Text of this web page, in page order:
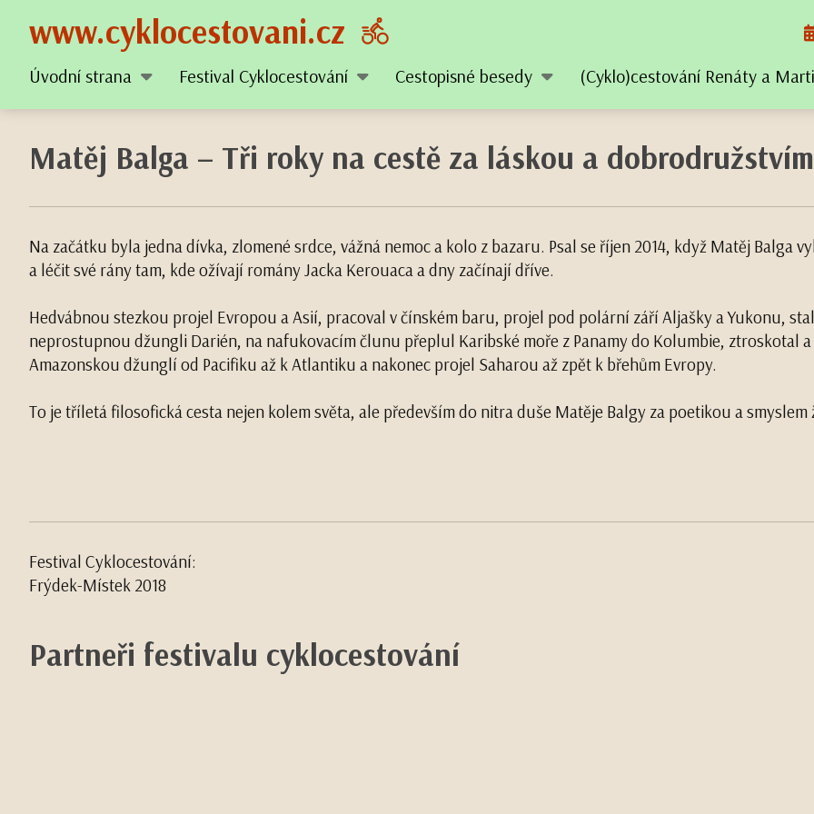
www.cyklocestovani.cz
Úvodní strana Festival Cyklocestování Cestopisné besedy (Cyklo)cestování Renáty a
Matěj Balga – Tři roky na cestě za láskou a dobrodružstvím
Na začátku byla jedna dívka, zlomené srdce, vážná nemoc a kolo z bazaru. Psal se říjen 2014, když Matěj Balga
a léčit své rány tam, kde ožívají romány Jacka Kerouaca a dny začínají dříve.
Hedvábnou stezkou projel Evropou a Asií, pracoval v čínském baru, projel pod polární září Aljašky a Yukonu,
neprostupnou džungli Darién, na nafukovacím člunu přeplul Karibské moře z Panamy do Kolumbie, ztroskotal
Amazonskou džunglí od Pacifiku až k Atlantiku a nakonec projel Saharou až zpět k břehům Evropy.
To je tříletá filosofická cesta nejen kolem světa, ale především do nitra duše Matěje Balgy za poetikou a smyslem
Festival Cyklocestování:
Frýdek-Místek 2018
Partneři festivalu cyklocestování